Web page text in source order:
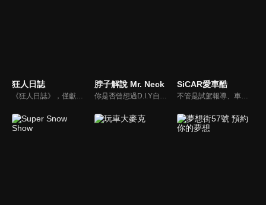
狂人日誌
《狂人日誌》，僅獻給所有試著在這個數位化年代，惦記著、堅持著那份對純粹機械無止盡熱愛的熱血車狂們。
脖子解說 Mr. Neck
你是否曾想過D.I.Y自己的愛車卻尋求不到協助？你是否考慮特定車款卻不知風評如何？你是否想跟廣大的車友們交流、交心、交朋友？分享「說車、玩車、聊車」的大小事！不管你懂車、不懂車、甚至是想買車的朋友，我們會把最新的車市資訊，以及養車的小知識分享給大家！
SiCAR愛車酷
不管是試駕報導、車用產品試用分享或是安全駕駛教室等等，「SiCAR愛車酷」都會不定期推出各式風格的汽車短片與你們分享。